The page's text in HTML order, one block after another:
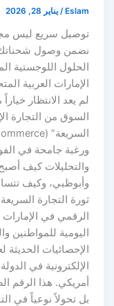
Eslam
/يناير 28, 2026
توصيل سريع ليس
نضمن وصول
الحلول اللوجستية
الإمارات العربية
لم يعد الانتظار
السوق من التجارة
ورغبة جامحة في
والتحليلات كيف
ثورة التجارة
الرقمي في
اليومية للمواطنين
أمريكي. هذا الرقم
بل تحولاً نوعياً في